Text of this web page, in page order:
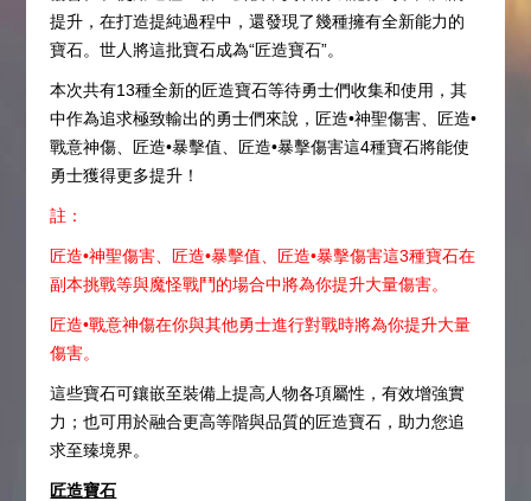
提升，在打造提純過程中，還發現了幾種擁有全新能力的
寶石。世人將這批寶石成為“匠造寶石”。
本次共有13種全新的匠造寶石等待勇士們收集和使用，其
中作為追求極致輸出的勇士們來說，匠造•神聖傷害、匠造•
戰意神傷、匠造•暴擊值、匠造•暴擊傷害這4種寶石將能使
勇士獲得更多提升！
註：
匠造•神聖傷害、匠造•暴擊值、匠造•暴擊傷害這3種寶石在
副本挑戰等與魔怪戰鬥的場合中將為你提升大量傷害。
匠造•戰意神傷在你與其他勇士進行對戰時將為你提升大量
傷害。
這些寶石可鑲嵌至裝備上提高人物各項屬性，有效增強實
力；也可用於融合更高等階與品質的匠造寶石，助力您追
求至臻境界。
匠造寶石